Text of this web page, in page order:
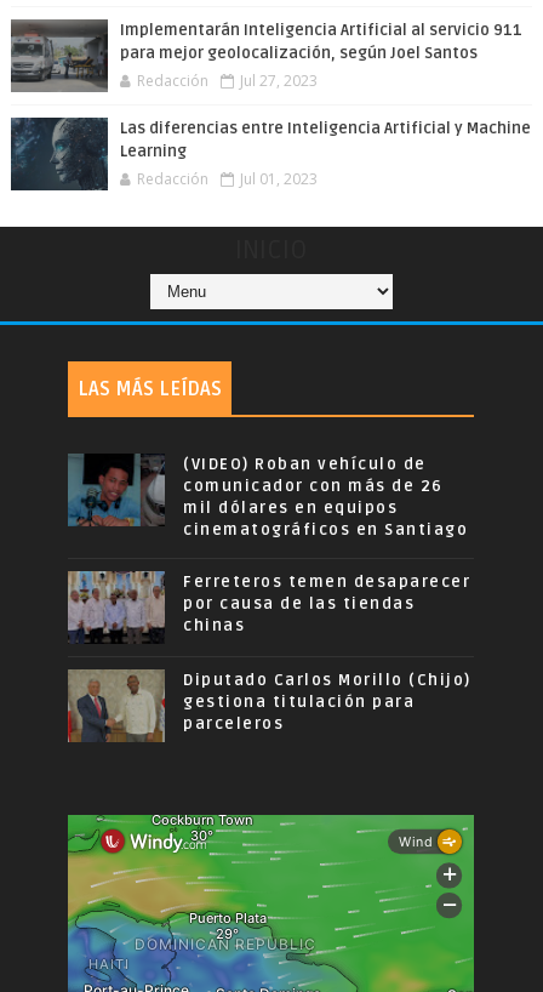
Implementarán Inteligencia Artificial al servicio 911
para mejor geolocalización, según Joel Santos
Redacción Jul 27, 2023
Las diferencias entre Inteligencia Artificial y Machine
Learning
Redacción Jul 01, 2023
LAS MÁS LEÍDAS
(VIDEO) Roban vehículo de
comunicador con más de 26
mil dólares en equipos
cinematográficos en Santiago
Ferreteros temen desaparecer
por causa de las tiendas
chinas
Diputado Carlos Morillo (Chijo)
gestiona titulación para
parceleros